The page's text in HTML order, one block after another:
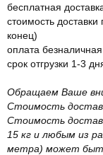
бесплатная
стоимость
конец)
оплата
срок отгрузки 1-3
Обращаем Ваше
Стоимость
Стоимость
15 кг и любым из
метра) может